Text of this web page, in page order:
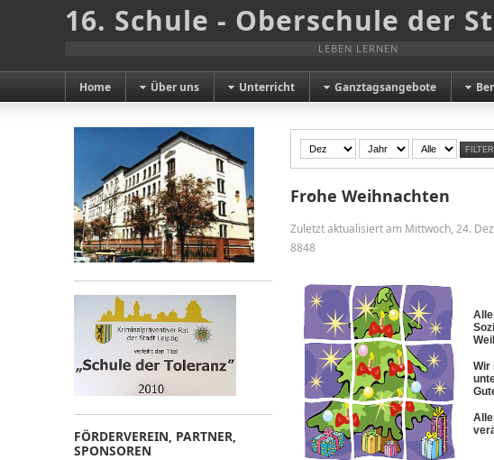
16. Schule - Oberschule der
LEBEN LERNEN
Home Über uns Unterricht Ganztagsangebote
FILTER
Frohe Weihnachten
Zuletzt aktualisiert am Mittwoch, 24.
8848
Wir
FÖRDERVEREIN, PARTNER,
SPONSOREN